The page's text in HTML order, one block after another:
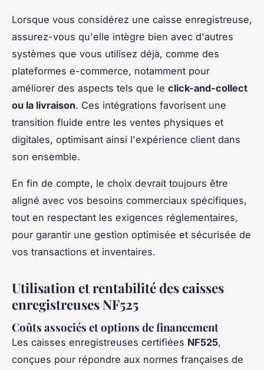
Lorsque vous considérez une caisse enregistreuse,
assurez-vous qu'elle intègre bien avec d'autres
systèmes que vous utilisez déjà, comme des
plateformes e-commerce, notamment pour
améliorer des aspects tels que le click-and-collect
ou la livraison. Ces intégrations favorisent une
transition fluide entre les ventes physiques et
digitales, optimisant ainsi l'expérience client dans
son ensemble.
En fin de compte, le choix devrait toujours être
aligné avec vos besoins commerciaux spécifiques,
tout en respectant les exigences réglementaires,
pour garantir une gestion optimisée et sécurisée de
vos transactions et inventaires.
Utilisation et rentabilité des caisses
enregistreuses NF525
Coûts associés et options de financement
Les caisses enregistreuses certifiées NF525,
conçues pour répondre aux normes françaises de